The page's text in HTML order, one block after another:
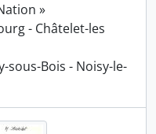
»
- Châtelet-les
sous-Bois - Noisy-le-